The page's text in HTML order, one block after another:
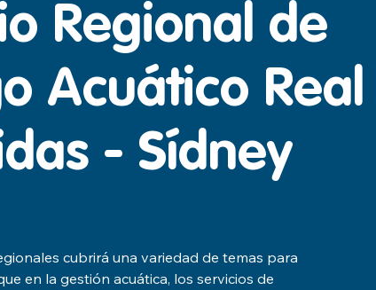
Regional de
Acuático
- Sídney
cubrirá una variedad de temas para
en la gestión acuática, los servicios de